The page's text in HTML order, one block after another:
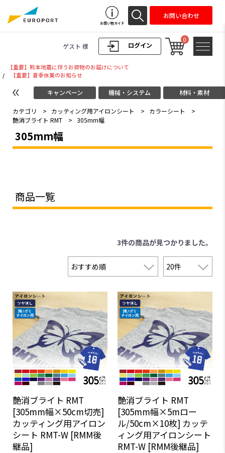
ログイン
ゲスト 様
0
お買い物ガイド
お問い合わせ
【重要】熊本地震に伴うお荷物のお届けについて
/
【重要】夏季休業のお知らせ
キャンペーン 機械・システム 材料・素材
カテゴリ > カッティング用アイロンシート > カラーシート
>
艶消ブライト RMT
> 305mm幅
305mm幅
商品一覧
3件の商品が見つかりました。
艶消ブライト RMT
[305mm幅×50cm切売]
カッティング用アイロン
シート RMT-W [RMM後
継品]
艶消ブライト RMT
[305mm幅×5mロー
ル/50cm×10枚] カッテ
ィング用アイロンシート
RMT-W [RMM後継品]